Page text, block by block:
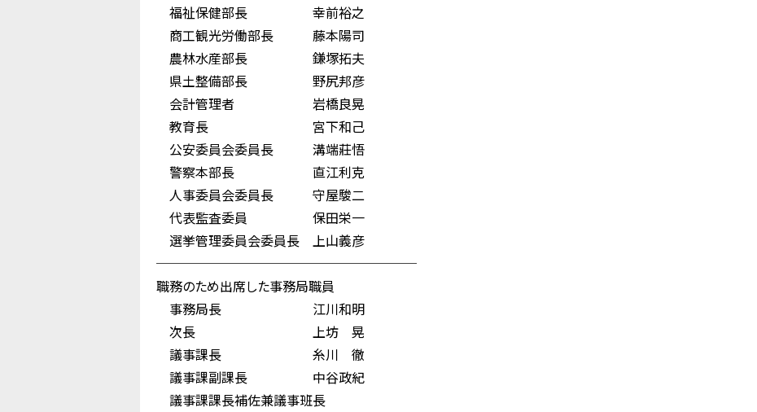
福祉保健部長 幸前裕之
商工観光労働部長 藤本陽司
農林水産部長 鎌塚拓夫
県土整備部長 野尻邦彦
会計管理者 岩橋良晃
教育長 宮下和己
公安委員会委員長 溝端莊悟
警察本部長 直江利克
人事委員会委員長 守屋駿二
代表監査委員 保田栄一
選挙管理委員会委員長 上山義彦
────────────────────
職務のため出席した事務局職員
事務局長 江川和明
次長 上坊 晃
議事課長 糸川 徹
議事課副課長 中谷政紀
議事課課長補佐兼議事班長